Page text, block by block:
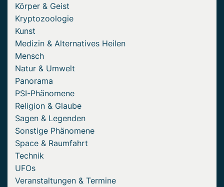
Körper & Geist
Kryptozoologie
Kunst
Medizin & Alternatives Heilen
Mensch
Natur & Umwelt
Panorama
PSI-Phänomene
Religion & Glaube
Sagen & Legenden
Sonstige Phänomene
Space & Raumfahrt
Technik
UFOs
Veranstaltungen & Termine